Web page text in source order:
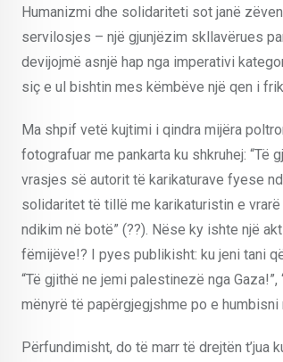
Humanizmi dhe solidariteti sot janë
servilosjes – një gjunjëzim skllavërues
devijojmë asnjë hap nga imperativi
siç e ul bishtin mes këmbëve një qen i
Ma shpif vetë kujtimi i qindra mijëra
fotografuar me pankarta ku shkruhej: “Të
vrasjes së autorit të karikaturave fyese
solidaritet të tillë me karikaturistin e
ndikim në botë” (??). Nëse ky ishte një
fëmijëve!? I pyes publikisht: ku jeni tani
“Të gjithë ne jemi palestinezë nga
mënyrë të papërgjegjshme po e
Përfundimisht, do të marr të drejtën t’jua